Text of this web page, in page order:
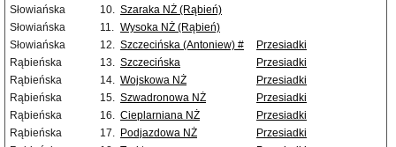
Słowiańska
10. Szaraka NŻ (Rąbień)
Słowiańska
11. Wysoka NŻ (Rąbień)
Słowiańska
12. Szczecińska (Antoniew) #
Przesiadki
Rąbieńska
13. Szczecińska
Przesiadki
Rąbieńska
14. Wojskowa NŻ
Przesiadki
Rąbieńska
15. Szwadronowa NŻ
Przesiadki
Rąbieńska
16. Cieplarniana NŻ
Przesiadki
Rąbieńska
17. Podjazdowa NŻ
Przesiadki